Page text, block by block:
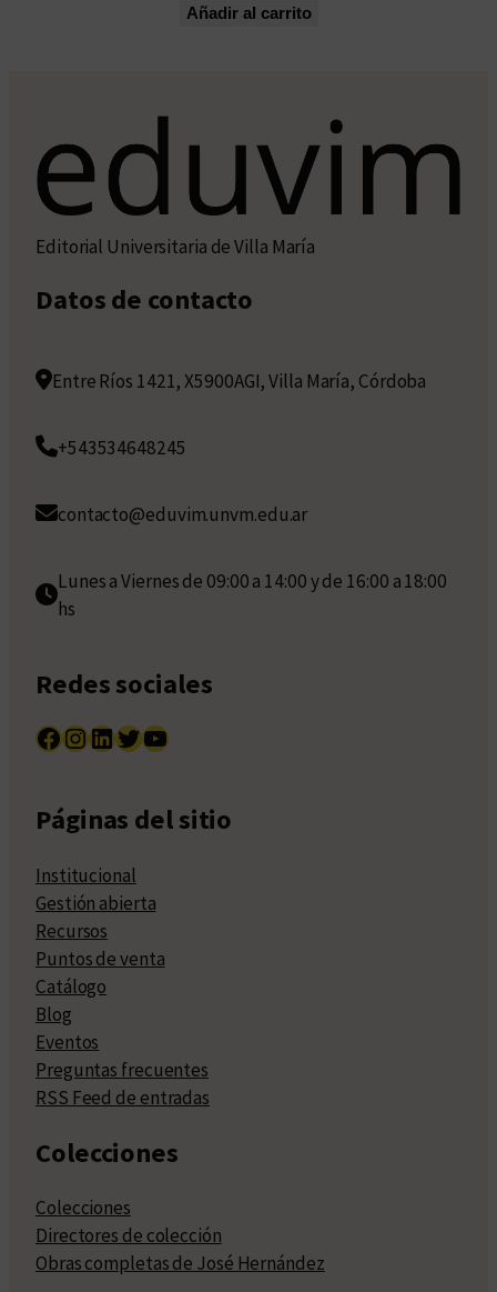
Añadir al carrito
Editorial Universitaria de Villa María
Datos de contacto
Entre Ríos 1421, X5900AGI, Villa María, Córdoba
+543534648245
contacto@eduvim.unvm.edu.ar
Lunes a Viernes de 09:00 a 14:00 y de 16:00 a 18:00
hs
Redes sociales
Facebook InstagramLinkedIn Twitter YouTube
Páginas del sitio
Institucional
Gestión abierta
Recursos
Puntos de venta
Catálogo
Blog
Eventos
Preguntas frecuentes
RSS Feed de entradas
Colecciones
Colecciones
Directores de colección
Obras completas de José Hernández